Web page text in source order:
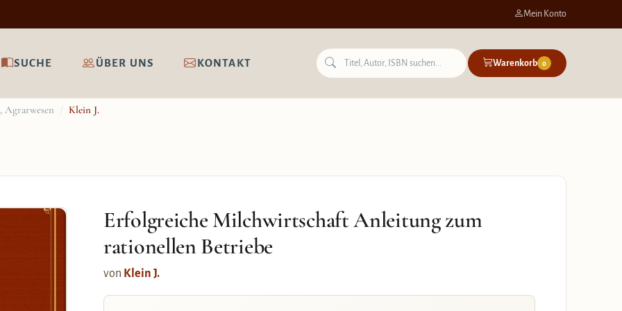
Mein Konto
SUCHE ÜBER UNS KONTAKT Warenkorb 0
Agrarwesen / Klein J.
Erfolgreiche Milchwirtschaft Anleitung zum
rationellen Betriebe
von Klein J.